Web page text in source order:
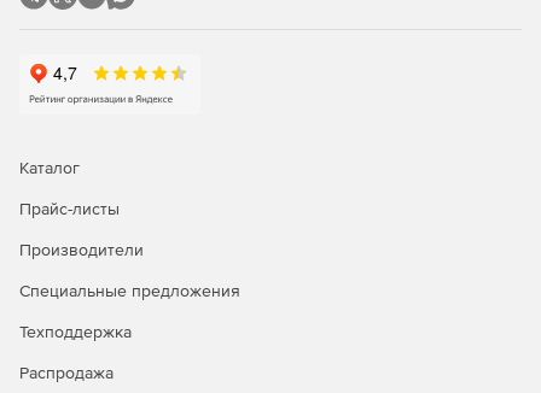
Каталог
Прайс-листы
Производители
Специальные предложения
Техподдержка
Распродажа